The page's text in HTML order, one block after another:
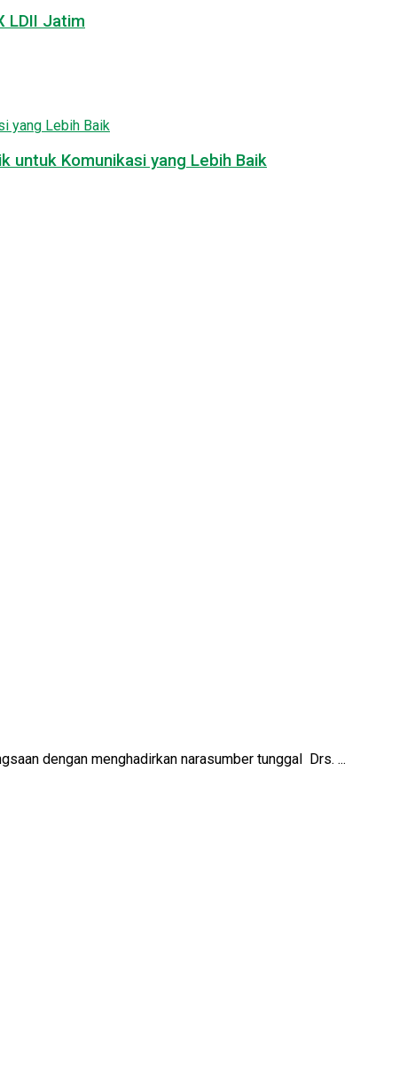
LDII Jatim
untuk Komunikasi yang Lebih Baik
dengan menghadirkan narasumber tunggal Drs. ...